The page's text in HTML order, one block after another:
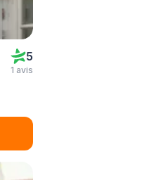
5
1 avis